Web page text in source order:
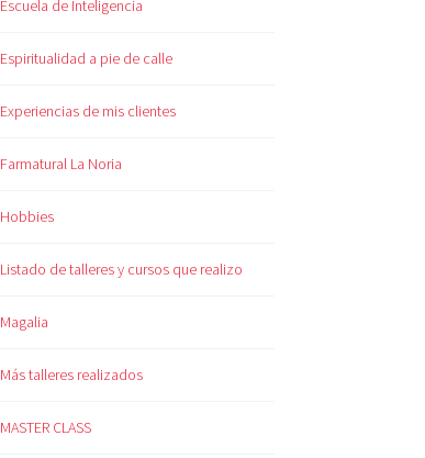
Escuela de Inteligencia
Espiritualidad a pie de calle
Experiencias de mis clientes
Farmatural La Noria
Hobbies
Listado de talleres y cursos que realizo
Magalia
Más talleres realizados
MASTER CLASS